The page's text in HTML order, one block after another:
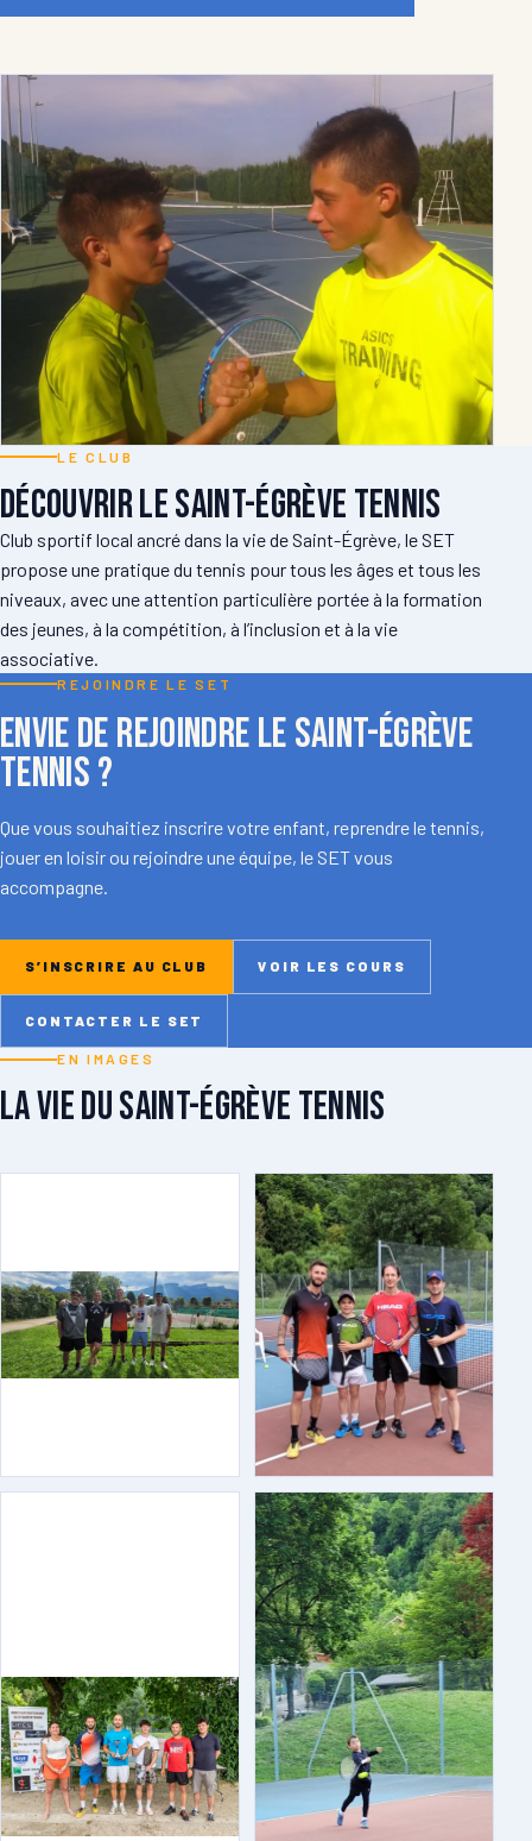
LE CLUB
Découvrir le Saint-Égrève Tennis
Club sportif local ancré dans la vie de Saint-Égrève, le SET
propose une pratique du tennis pour tous les âges et tous les
niveaux, avec une attention particulière portée à la formation
des jeunes, à la compétition, à l’inclusion et à la vie
associative.
REJOINDRE LE SET
Envie de rejoindre le Saint-Égrève
Tennis ?
Que vous souhaitiez inscrire votre enfant, reprendre le tennis,
jouer en loisir ou rejoindre une équipe, le SET vous
accompagne.
S’INSCRIRE AU CLUB VOIR LES COURS
CONTACTER LE SET
EN IMAGES
La vie du Saint-Égrève Tennis